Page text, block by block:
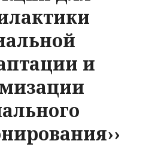
и